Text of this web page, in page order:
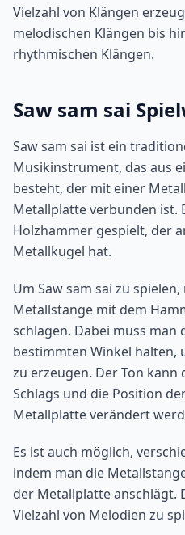
Vielzahl von Klängen
melodischen Klängen bis
rhythmischen Klängen.
Saw sam sai
Saw sam sai ist ein
Musikinstrument, das aus
besteht, der mit einer
Metallplatte verbunden ist.
Holzhammer gespielt, der
Metallkugel hat.
Um Saw sam sai zu
Metallstange mit dem
schlagen. Dabei muss man
bestimmten Winkel halten,
zu erzeugen. Der Ton
Schlags und die Position
Metallplatte verändert
Es ist auch möglich,
indem man die
der Metallplatte anschlägt.
Vielzahl von Melodien zu